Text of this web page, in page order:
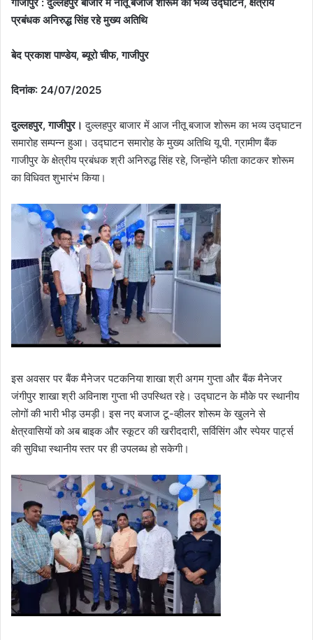
प्रबंधक अनिरुद्ध सिंह रहे मुख्य अतिथि
बेद प्रकाश पाण्डेय, ब्यूरो चीफ, गाजीपुर
दिनांक: 24/07/2025
दुल्लहपुर, गाजीपुर। दुल्लहपुर बाजार में आज नीतू बजाज शोरूम का भव्य उद्घाटन
समारोह सम्पन्न हुआ। उद्घाटन समारोह के मुख्य अतिथि यू.पी. ग्रामीण बैंक
गाजीपुर के क्षेत्रीय प्रबंधक श्री अनिरुद्ध सिंह रहे, जिन्होंने फीता काटकर शोरूम
का विधिवत शुभारंभ किया।
इस अवसर पर बैंक मैनेजर पटकनिया शाखा श्री अगम गुप्ता और बैंक मैनेजर
जंगीपुर शाखा श्री अविनाश गुप्ता भी उपस्थित रहे। उद्घाटन के मौके पर स्थानीय
लोगों की भारी भीड़ उमड़ी। इस नए बजाज टू-व्हीलर शोरूम के खुलने से
क्षेत्रवासियों को अब बाइक और स्कूटर की खरीददारी, सर्विसिंग और स्पेयर पार्ट्स
की सुविधा स्थानीय स्तर पर ही उपलब्ध हो सकेगी।